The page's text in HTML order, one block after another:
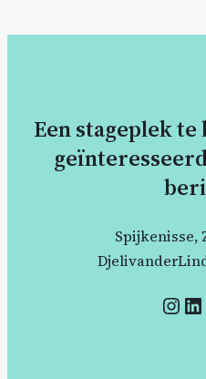
Een stageplek te
Spijkenisse,
InstagramLinkedIn